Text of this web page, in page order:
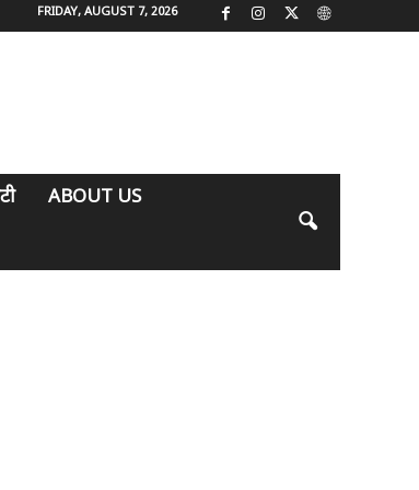
FRIDAY, AUGUST 7, 2026
ABOUT US